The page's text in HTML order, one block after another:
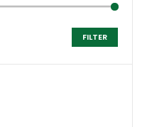
FILTER